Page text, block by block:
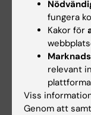
E-post:
Telefon:
fungera
Kakor för
relevant
Viss
Genom att